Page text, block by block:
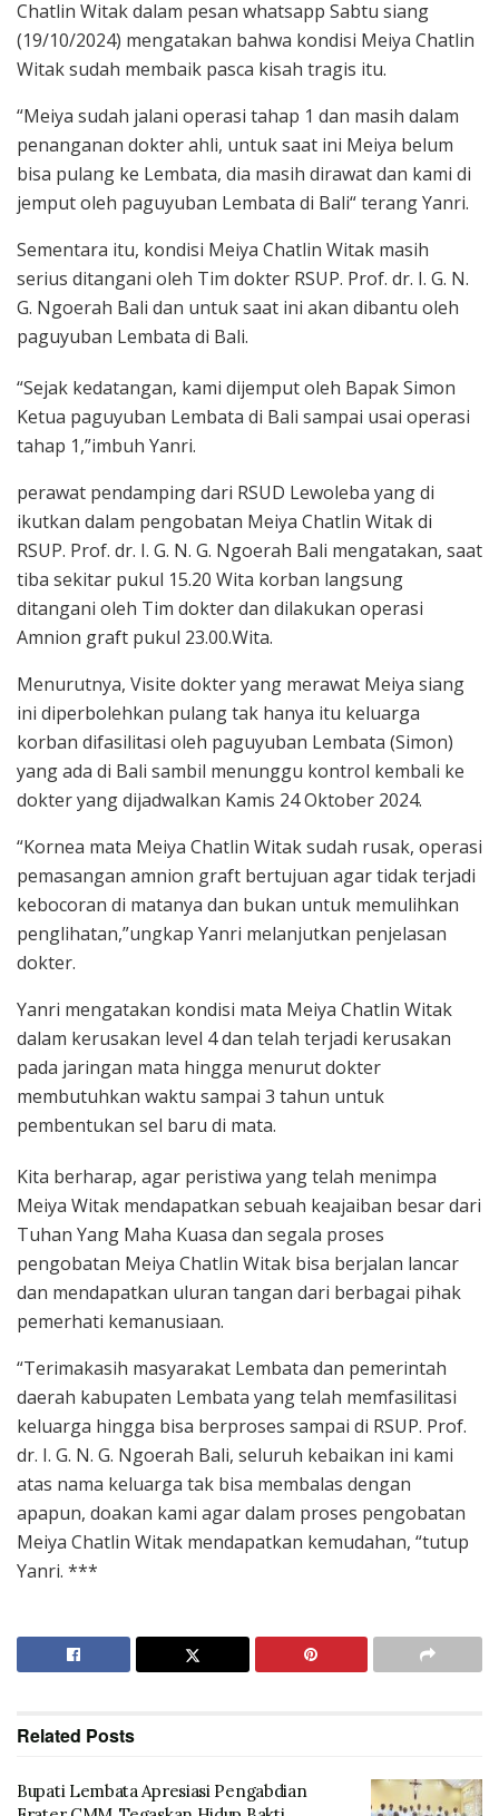
Chatlin Witak dalam pesan whatsapp Sabtu siang
(19/10/2024) mengatakan bahwa kondisi Meiya Chatlin
Witak sudah membaik pasca kisah tragis itu.
“Meiya sudah jalani operasi tahap 1 dan masih dalam
penanganan dokter ahli, untuk saat ini Meiya belum
bisa pulang ke Lembata, dia masih dirawat dan kami di
jemput oleh paguyuban Lembata di Bali“ terang Yanri.
Sementara itu, kondisi Meiya Chatlin Witak masih
serius ditangani oleh Tim dokter RSUP. Prof. dr. I. G. N.
G. Ngoerah Bali dan untuk saat ini akan dibantu oleh
paguyuban Lembata di Bali.
“Sejak kedatangan, kami dijemput oleh Bapak Simon
Ketua paguyuban Lembata di Bali sampai usai operasi
tahap 1,”imbuh Yanri.
perawat pendamping dari RSUD Lewoleba yang di
ikutkan dalam pengobatan Meiya Chatlin Witak di
RSUP. Prof. dr. I. G. N. G. Ngoerah Bali mengatakan, saat
tiba sekitar pukul 15.20 Wita korban langsung
ditangani oleh Tim dokter dan dilakukan operasi
Amnion graft pukul 23.00.Wita.
Menurutnya, Visite dokter yang merawat Meiya siang
ini diperbolehkan pulang tak hanya itu keluarga
korban difasilitasi oleh paguyuban Lembata (Simon)
yang ada di Bali sambil menunggu kontrol kembali ke
dokter yang dijadwalkan Kamis 24 Oktober 2024.
“Kornea mata Meiya Chatlin Witak sudah rusak, operasi
pemasangan amnion graft bertujuan agar tidak terjadi
kebocoran di matanya dan bukan untuk memulihkan
penglihatan,”ungkap Yanri melanjutkan penjelasan
dokter.
Yanri mengatakan kondisi mata Meiya Chatlin Witak
dalam kerusakan level 4 dan telah terjadi kerusakan
pada jaringan mata hingga menurut dokter
membutuhkan waktu sampai 3 tahun untuk
pembentukan sel baru di mata.
Kita berharap, agar peristiwa yang telah menimpa
Meiya Witak mendapatkan sebuah keajaiban besar dari
Tuhan Yang Maha Kuasa dan segala proses
pengobatan Meiya Chatlin Witak bisa berjalan lancar
dan mendapatkan uluran tangan dari berbagai pihak
pemerhati kemanusiaan.
“Terimakasih masyarakat Lembata dan pemerintah
daerah kabupaten Lembata yang telah memfasilitasi
keluarga hingga bisa berproses sampai di RSUP. Prof.
dr. I. G. N. G. Ngoerah Bali, seluruh kebaikan ini kami
atas nama keluarga tak bisa membalas dengan
apapun, doakan kami agar dalam proses pengobatan
Meiya Chatlin Witak mendapatkan kemudahan, “tutup
Yanri. ***
Related Posts
Bupati Lembata Apresiasi Pengabdian